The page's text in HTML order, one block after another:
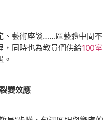
藝術座談……區藝體中間不
，同時也為教員們供給100室
。
變效應